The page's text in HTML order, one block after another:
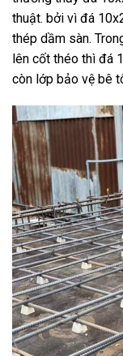
thuật. bởi vì đá
thép dầm sàn.
lên cốt théo thì đá
còn lớp bảo vệ bê